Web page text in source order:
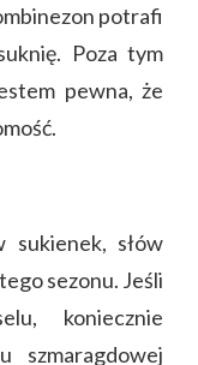
potrafi
Poza tym
pewna, że
sukienek, słów
sezonu. Jeśli
koniecznie
szmaragdowej